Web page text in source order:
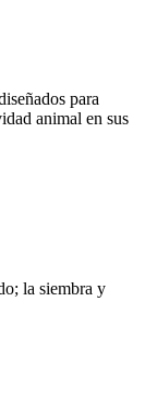
para
animal en sus
la siembra y